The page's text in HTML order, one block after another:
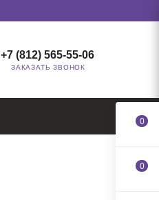
+7 (812) 565-55-06
ЗАКАЗАТЬ ЗВОНОК
0
0